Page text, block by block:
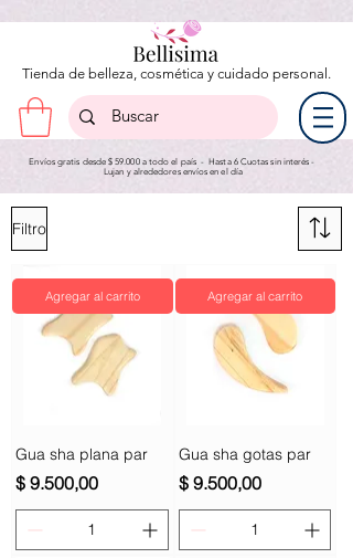
Tienda de belleza, cosmética y cuidado personal.
Envíos gratis desde $ 59.000 a todo el país - Hasta 6 Cuotas sin interés -
Lujan y alrededores envíos en el día
Filtro
Agregar al carrito
Gua sha plana par
Precio
$ 9.500,00
Agregar al carrito
Gua sha gotas par
Precio
$ 9.500,00